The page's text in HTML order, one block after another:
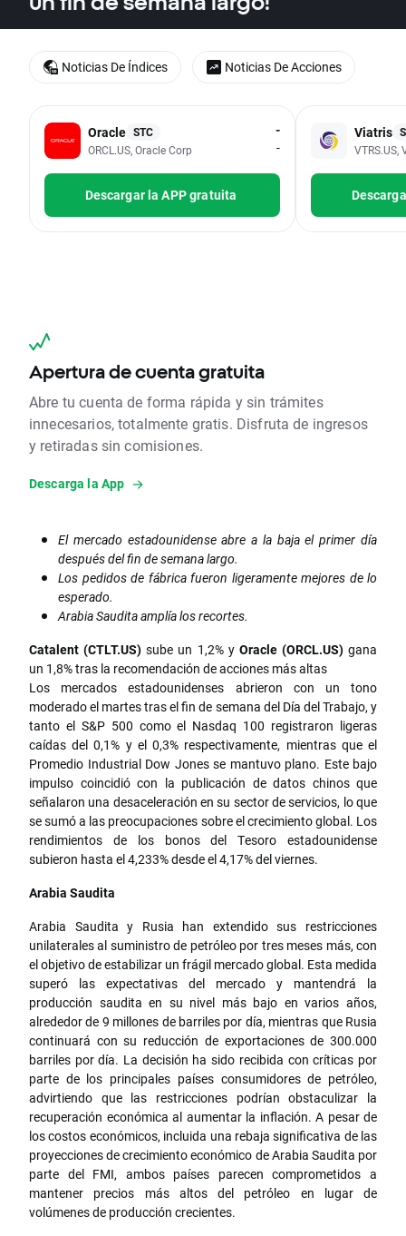
Oracle STC
ORCL.US, Oracle Corp
-
-
Descargar la APP gratuita
Viatris
VTRS.US,
Apertura de cuenta gratuita
Abre tu cuenta de forma rápida y sin trámites
innecesarios, totalmente gratis. Disfruta de ingresos
y retiradas sin comisiones.
Descarga la App
El mercado estadounidense abre a la baja el primer día
después del fin de semana largo.
Los pedidos de fábrica fueron ligeramente mejores de lo
esperado.
Arabia Saudita amplía los recortes.
Catalent (CTLT.US)sube un 1,2% y Oracle (ORCL.US)gana
un 1,8% tras la recomendación de acciones más altas
Los mercados estadounidenses abrieron con un tono
moderado el martes tras el fin de semana del Día del Trabajo, y
tanto el S&P 500 como el Nasdaq 100 registraron ligeras
caídas del 0,1% y el 0,3% respectivamente, mientras que el
Promedio Industrial Dow Jones se mantuvo plano. Este bajo
impulso coincidió con la publicación de datos chinos que
señalaron una desaceleración en su sector de servicios, lo que
se sumó a las preocupaciones sobre el crecimiento global. Los
rendimientos de los bonos del Tesoro estadounidense
subieron hasta el 4,233% desde el 4,17% del viernes.
Arabia Saudita
Arabia Saudita y Rusia han extendido sus restricciones
unilaterales al suministro de petróleo por tres meses más, con
el objetivo de estabilizar un frágil mercado global. Esta medida
superó las expectativas del mercado y mantendrá la
producción saudita en su nivel más bajo en varios años,
alrededor de 9 millones de barriles por día, mientras que Rusia
continuará con su reducción de exportaciones de 300.000
barriles por día. La decisión ha sido recibida con críticas por
parte de los principales países consumidores de petróleo,
advirtiendo que las restricciones podrían obstaculizar la
recuperación económica al aumentar la inflación. A pesar de
los costos económicos, incluida una rebaja significativa de las
proyecciones de crecimiento económico de Arabia Saudita por
parte del FMI, ambos países parecen comprometidos a
mantener precios más altos del petróleo en lugar de
volúmenes de producción crecientes.
Noticias De Índices Noticias De Acciones